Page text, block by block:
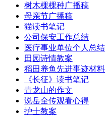
树木棵棵种广播稿
母亲节广播稿
猫读书笔记
公司保安工作总结
医疗事业单位个人总结
田园诗情教案
稻田养鱼先进事迹材料
《长征》读书笔记
青龙山的作文
说岳全传观看心得
护士教案